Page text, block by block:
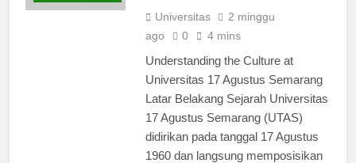
Universitas
2 minggu
ago
0 4 mins
Understanding the Culture at
Universitas 17 Agustus Semarang
Latar Belakang Sejarah Universitas
17 Agustus Semarang (UTAS)
didirikan pada tanggal 17 Agustus
1960 dan langsung memposisikan